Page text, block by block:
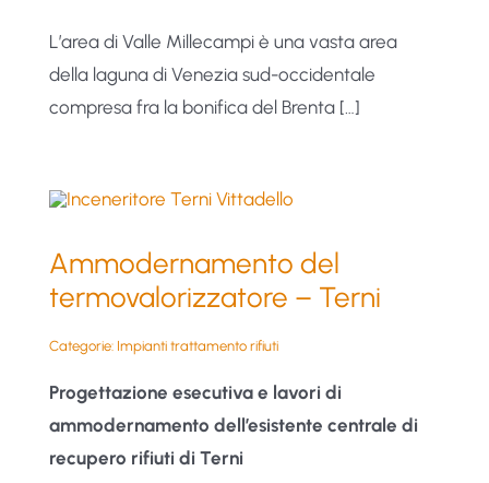
L’area di Valle Millecampi è una vasta area
della laguna di Venezia sud-occidentale
compresa fra la bonifica del Brenta […]
Ammodernamento del
termovalorizzatore – Terni
Categorie: Impianti trattamento rifiuti
Progettazione esecutiva e lavori di
ammodernamento dell’esistente centrale di
recupero rifiuti di Terni